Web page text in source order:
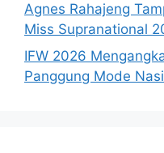
Agnes Rahajeng
Miss Supranational
IFW 2026
Panggung Mode